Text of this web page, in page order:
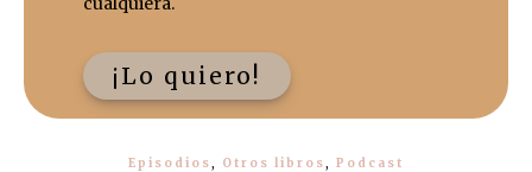
¡Lo quiero!
Episodios, Otros libros, Podcast